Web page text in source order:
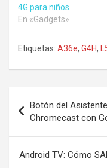
4G para niños
En «Gadgets»
Etiquetas: A36e, G4H,
de
entradas
Botón del
Chromecast con
Android TV: Cómo